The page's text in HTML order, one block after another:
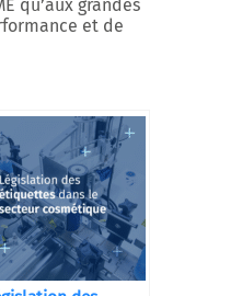
qu’aux grandes
et de